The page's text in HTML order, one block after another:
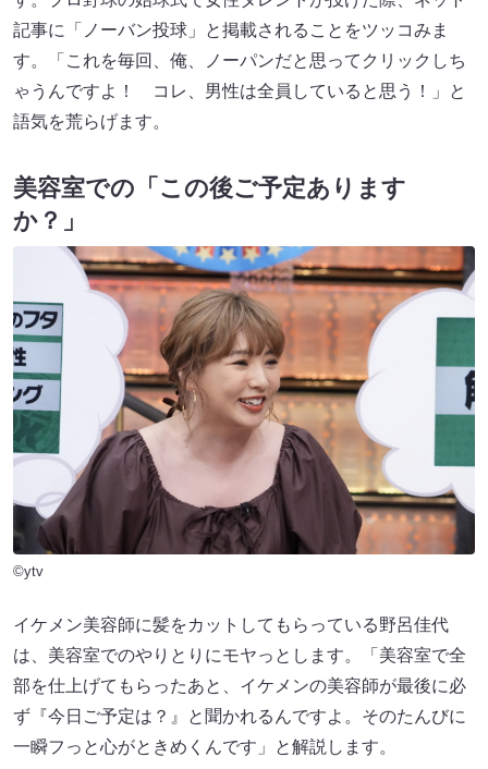
記事に「ノーバン投球」と掲載されることをツッコみま
す。「これを毎回、俺、ノーパンだと思ってクリックしち
ゃうんですよ！ コレ、男性は全員していると思う！」と
語気を荒らげます。
美容室での「この後ご予定あります
か？」
©ytv
イケメン美容師に髪をカットしてもらっている野呂佳代
は、美容室でのやりとりにモヤっとします。「美容室で全
部を仕上げてもらったあと、イケメンの美容師が最後に必
ず『今日ご予定は？』と聞かれるんですよ。そのたんびに
一瞬フっと心がときめくんです」と解説します。